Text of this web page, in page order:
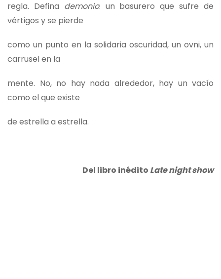
regla. Defina demonio: un basurero que sufre de
vértigos y se pierde
como un punto en la solidaria oscuridad, un ovni, un
carrusel en la
mente. No, no hay nada alrededor, hay un vacío
como el que existe
de estrella a estrella.
Del libro inédito Late night show